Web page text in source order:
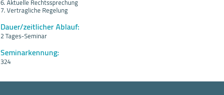
6. Aktuelle Rechtssprechung
7. Vertragliche Regelung
Dauer/zeitlicher Ablauf:
2 Tages-Seminar
Seminarkennung:
324